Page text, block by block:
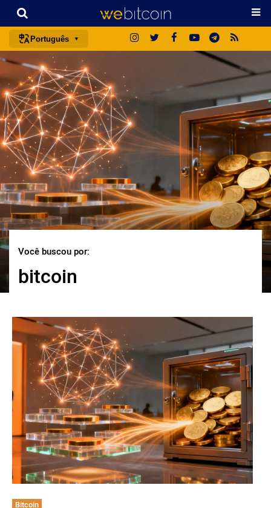
Português
português (BR)
english
español
français
italiano
deutsch
日本語
中文
русский
한국어
العربية
vietnamese
Você buscou por:
bitcoin
Bitcoin